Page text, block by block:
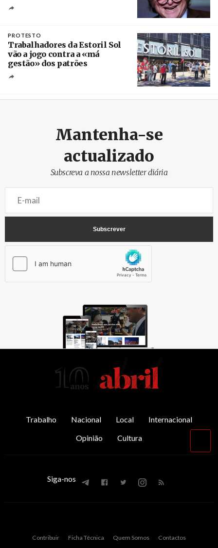
PROTESTO
Trabalhadores da Estoril Sol
vão a jogo contra a «má
gestão» dos patrões
Mantenha-se
actualizado
Subscreva a nossa newsletter diária
Trabalho Nacional Local
Internacional
Opinião
Cultura
Siga-nos
Contribuir Ficha Técnica Quem Somos Contactos